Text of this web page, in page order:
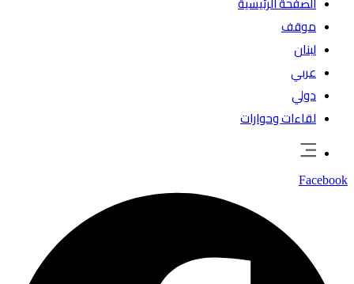
موقف
لبنان
عربي
دولي
لقاءات وحوارات
Facebook